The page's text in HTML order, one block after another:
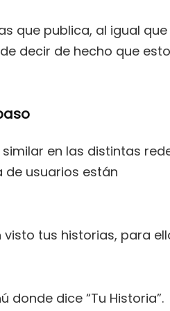
que publica, al igual que
decir de hecho que
en las distintas
usuarios están
tus historias, para
donde dice “Tu Historia”.